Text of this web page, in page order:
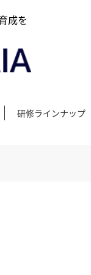
成を
研修ラインナップ